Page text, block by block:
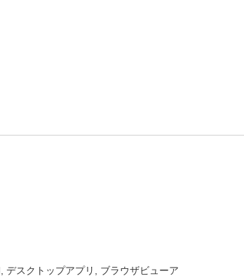
スクトップアプリ, ブラウザビューア